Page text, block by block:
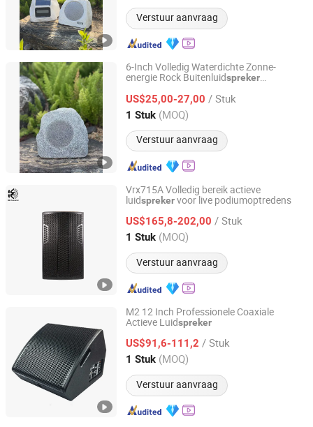
Verstuur aanvraag
6-Inch Volledig Waterdichte Zonne-
energie Rock Buitenluidspreker
Weerbestendig Compatibel met Bluetooth
Perfect voor Patio, Bij het Zwembad & Gar
US$25,00-27,00 / Stuk
1 Stuk (MOQ)
Verstuur aanvraag
Shengyibao Music & Light Technology Co., Ltd.
Guangdong, China Sinds 2026
Vrx715A Volledig bereik actieve
luidsprekervoor live podiumoptredens
US$165,8-202,00 / Stuk
1 Stuk (MOQ)
Verstuur aanvraag
Kangzheng Acoustics (Zhejiang) Co., Ltd.
Zhejiang, China Sinds 2026
M2 12 Inch Professionele Coaxiale
Actieve Luidspreker
US$91,6-111,2 / Stuk
1 Stuk (MOQ)
Verstuur aanvraag
Kangzheng Acoustics (Zhejiang) Co., Ltd.
Zhejiang, China Sinds 2026